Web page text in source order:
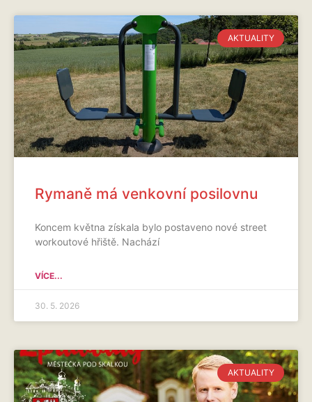
AKTUALITY
Rymaně má venkovní posilovnu
Koncem května získala bylo postaveno nové street
workoutové hřiště. Nachází
VÍCE...
30. 5. 2026
AKTUALITY